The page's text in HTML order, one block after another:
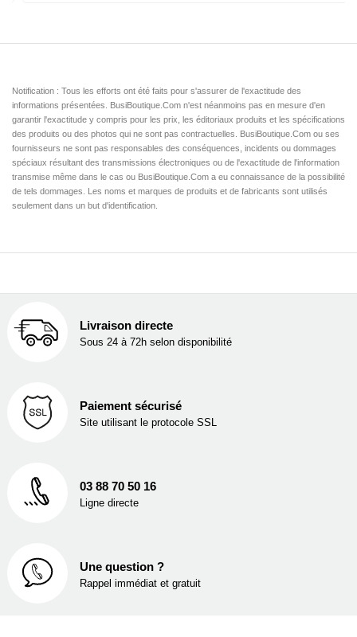
Notification : Tous les efforts ont été faits pour s'assurer de l'exactitude des
informations présentées. BusiBoutique.Com n'est néanmoins pas en mesure d'en
garantir l'exactitude y compris pour les prix, les éditoriaux produits et les spécifications
des produits ou des photos qui ne sont pas contractuelles. BusiBoutique.Com ou ses
fournisseurs ne sont pas responsables des conséquences, incidents ou dommages
spéciaux résultant des transmissions électroniques ou de l'exactitude de l'information
transmise même dans le cas ou BusiBoutique.Com a eu connaissance de la possibilité
de tels dommages. Les noms et marques de produits et de fabricants sont utilisés
seulement dans un but d'identification.
Livraison directe
Sous 24 à 72h selon disponibilité
Paiement sécurisé
Site utilisant le protocole SSL
03 88 70 50 16
Ligne directe
Une question ?
Rappel immédiat et gratuit